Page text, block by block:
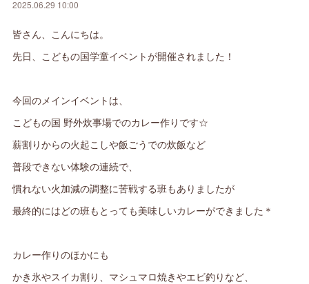
2025.06.29 10:00
皆さん、こんにちは。
先日、こどもの国学童イベントが開催されました！
今回のメインイベントは、
こどもの国 野外炊事場でのカレー作りです☆
薪割りからの火起こしや飯ごうでの炊飯など
普段できない体験の連続で、
慣れない火加減の調整に苦戦する班もありましたが
最終的にはどの班もとっても美味しいカレーができました＊
カレー作りのほかにも
かき氷やスイカ割り、マシュマロ焼きやエビ釣りなど、